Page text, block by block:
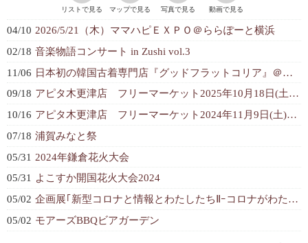
リストで見る マップで見る 写真で見る 動画で見る
04/10 2026/5/21（木）ママハピＥＸＰＯ＠ららぽーと横浜
02/18 音楽物語コンサート in Zushi vol.3
11/06 日本初の韓国古着専門店『グッドフラットコリア』＠ららぽーと横浜
09/18 アピタ木更津店 フリーマーケット2025年10月18日(土)1階平面駐車場開...
10/16 アピタ木更津店 フリーマーケット2024年11月9日(土)1階平面駐車場開催...
07/18 浦賀みなと祭
05/31 2024年鎌倉花火大会
05/31 よこすか開国花火大会2024
05/02 企画展｢新型コロナと情報とわたしたちⅡｰコロナがわたしたちに残したもの｣
05/02 モアーズBBQビアガーデン